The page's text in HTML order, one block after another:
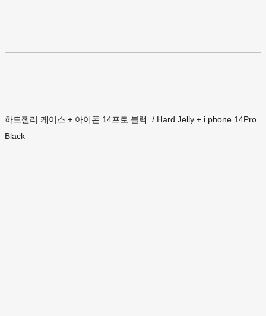
하드젤리 케이스 + 아이폰 14프로 블랙 / Hard Jelly + i phone 14Pro
Black